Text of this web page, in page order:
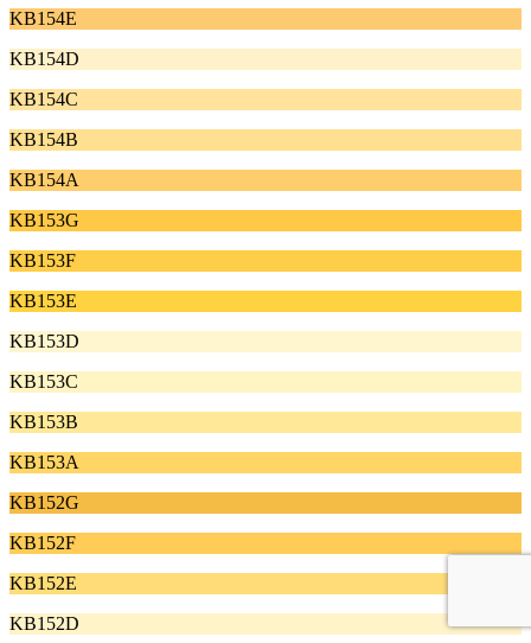
KB154E
KB154D
KB154C
KB154B
KB154A
KB153G
KB153F
KB153E
KB153D
KB153C
KB153B
KB153A
KB152G
KB152F
KB152E
KB152D